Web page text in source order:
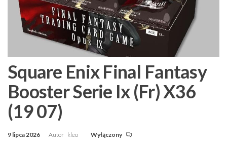
Square Enix Final Fantasy
Booster Serie Ix (Fr) X36
(19 07)
9 lipca 2026 Autor kleo Wyłączony